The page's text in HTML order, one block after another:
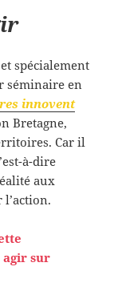
spécialement
séminaire en
innovent
Bretagne,
Car il
à-dire
aux
sur